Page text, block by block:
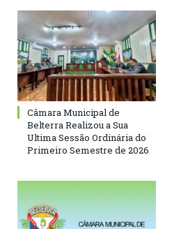
Câmara Municipal de
Belterra Realizou a Sua
Ultima Sessão Ordinária do
Primeiro Semestre de 2026